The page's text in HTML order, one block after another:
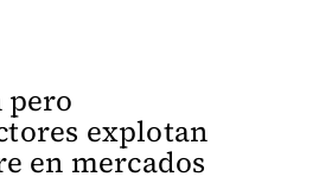
pero
explotan
en mercados